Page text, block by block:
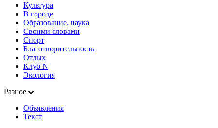
Культура
В городе
Образование, наука
Своими словами
Спорт
Благотворительность
Отдых
Клуб N
Экология
Разное
Объявления
Текст